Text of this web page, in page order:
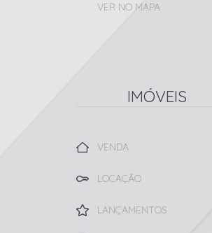
VER NO MAPA
IMÓVEIS
VENDA
LOCAÇÃO
LANÇAMENTOS